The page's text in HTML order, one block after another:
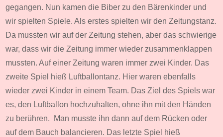
gegangen. Nun kamen die Biber zu den Bärenkinder und
wir spielten Spiele. Als erstes spielten wir den Zeitungstanz.
Da mussten wir auf der Zeitung stehen, aber das schwierige
war, dass wir die Zeitung immer wieder zusammenklappen
mussten. Auf einer Zeitung waren immer zwei Kinder. Das
zweite Spiel hieß Luftballontanz. Hier waren ebenfalls
wieder zwei Kinder in einem Team. Das Ziel des Spiels war
es, den Luftballon hochzuhalten, ohne ihn mit den Händen
zu berühren. Man musste ihn dann auf dem Rücken oder
auf dem Bauch balancieren. Das letzte Spiel hieß